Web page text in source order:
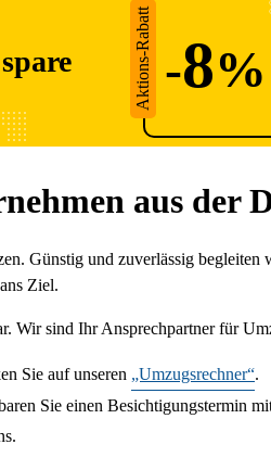
-8%
Aktions-Rabatt
aus der
Günstig und zuverlässig
Ziel.
sind Ihr Ansprechpartner für
Sie auf unseren „Umzugsrechner“.
Sie einen Besichtigungstermin